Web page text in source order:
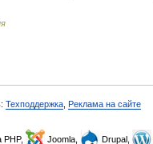
Техподдержка Реклама на сайте
PHP, Joomla, Drupal,